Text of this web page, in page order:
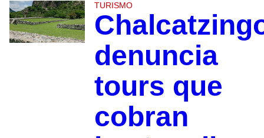
TURISMO
denuncia
tours que
cobran